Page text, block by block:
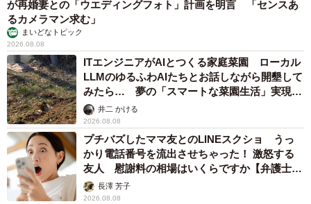
が再婚妻との「ウエディングフォト」計画を明言 「センスあ
るカメラマン求む」
まいどなトピック
2026.08.08
ITエンジニアがAIとつくる家庭菜園 ローカル
LLMのゆるふわAIたちとお話しながら開墾して
みたら… 夢の「スマートな菜園生活」実現な
るか井二 かける
2026.08.08
プチバズしたママ友とのLINEスクショ うっ
かり電話番号を流出させちゃった！ 激怒する
友人 慰謝料の相場はいくらですか【弁護士が
解説】長澤 芳子
2026.08.08